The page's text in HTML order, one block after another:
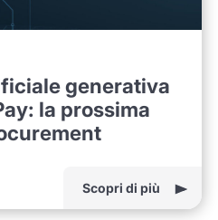
generativa
la prossima
Scopri di più